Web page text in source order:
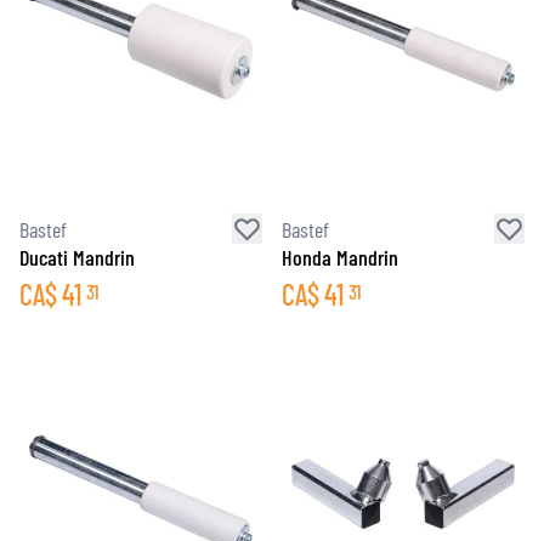
Bastef
Ducati Mandrin
CA$41 31
Bastef
Honda Mandrin
CA$41 31